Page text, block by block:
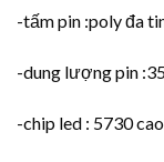
-tấm pin :poly đa
-dung lượng pin
-chip led : 5730